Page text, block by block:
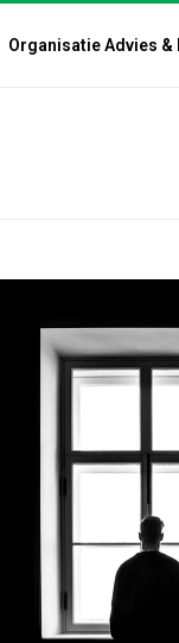
Organisatie Advies